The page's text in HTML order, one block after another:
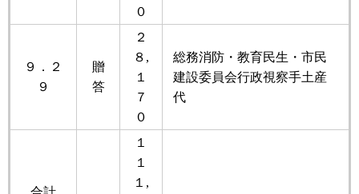
０
９．２
９
贈
答
２
８,
１
７
０
総務消防・教育民生・市民
建設委員会行政視察手土産
代
１
１
１,